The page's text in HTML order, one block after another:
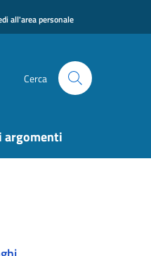
all'area personale
Cerca
argomenti